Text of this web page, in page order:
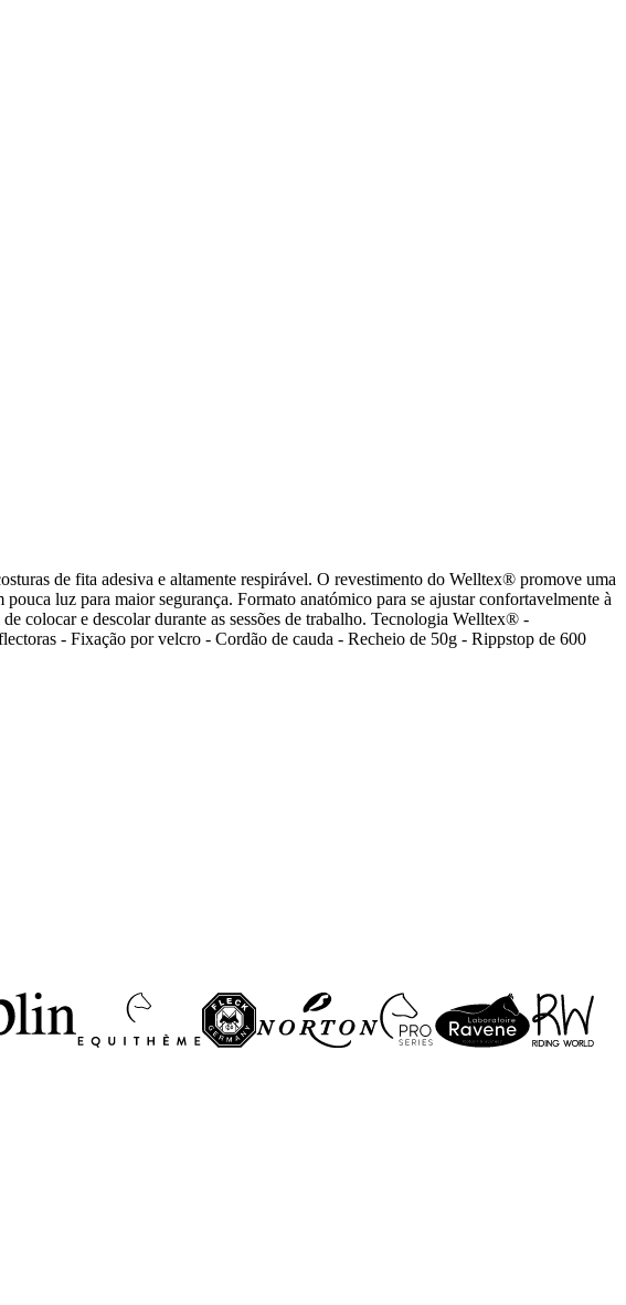
de fita adesiva e altamente respirável. O revestimento do Welltex® promove uma
luz para maior segurança. Formato anatómico para se ajustar confortavelmente à
colocar e descolar durante as sessões de trabalho. Tecnologia Welltex® -
- Fixação por velcro - Cordão de cauda - Recheio de 50g - Rippstop de 600